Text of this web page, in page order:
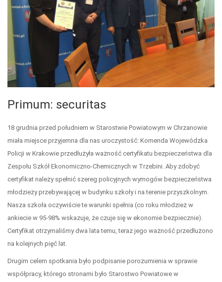
Primum: securitas
18 grudnia przed południem w Starostwie Powiatowym w Chrzanowie
miała miejsce przyjemna dla nas uroczystość: Komenda Wojewódzka
Policji w Krakowie przedłużyła ważność certyfikatu bezpieczeństwa dla
Zespołu Szkół Ekonomiczno-Chemicznych w Trzebini. Aby zdobyć
certyfikat należy spełnić szereg policyjnych wymogów bezpieczeństwa
młodzieży przebywającej w budynku szkoły i na terenie przyszkolnym.
Nasza szkoła oczywiście te warunki spełnia (co roku młodzież w
ankiecie w 95-98% wskazuje, że czuje się w ekonomie bezpiecznie).
Certyfikat otrzymaliśmy dwa lata temu, teraz jego ważność przedłużono
na kolejnych pięć lat.
Drugim celem spotkania było podpisanie porozumienia w sprawie
współpracy, którego stronami było Starostwo Powiatowe w